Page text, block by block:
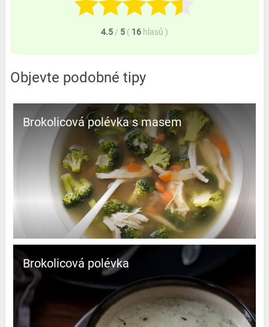
4.5 / 5 ( 16 hlasů )
Objevte podobné tipy
Brokolicová polévka s masem
Brokolicová polévka